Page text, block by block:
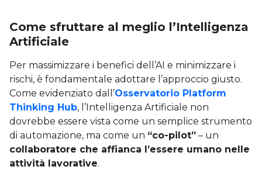
Come sfruttare al meglio l’Intelligenza
Artificiale
Per massimizzare i benefici dell’AI e minimizzare i
rischi, è fondamentale adottare l’approccio giusto.
Come evidenziato dall’Osservatorio Platform
Thinking Hub, l’Intelligenza Artificiale non
dovrebbe essere vista come un semplice strumento
di automazione, ma come un “co-pilot” – un
collaboratore che affianca l’essere umano nelle
attività lavorative.